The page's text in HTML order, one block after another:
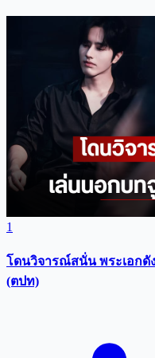
1
โดนวิจารณ์สนั่น พระเอกดั
(ตปท)